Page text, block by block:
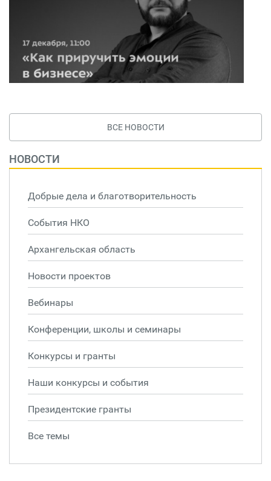
ВСЕ НОВОСТИ
НОВОСТИ
Добрые дела и благотворительность
События НКО
Архангельская область
Новости проектов
Вебинары
Конференции, школы и семинары
Конкурсы и гранты
Наши конкурсы и события
Президентские гранты
Все темы